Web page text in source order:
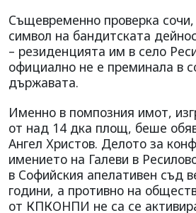
Същевременно проверка
символ на бандитската
– резиденцията им в село
официално не е преминала в
държавата.
Именно в помпозния имот,
от над 14 дка площ, беше
Ангел Христов. Делото за
имението на Галеви в
в Софийския апелативен съд
години, а противно на
от КПКОНПИ не са се